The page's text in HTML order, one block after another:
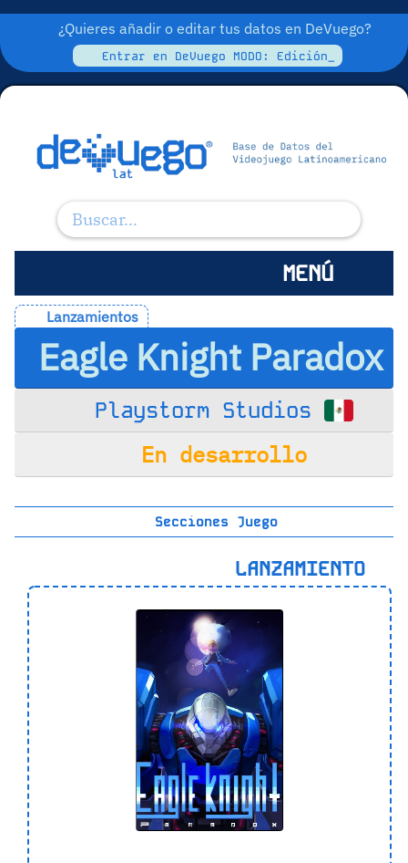
¿Quieres añadir o editar tus datos en DeVuego?
Entrar en DeVuego MODO: Edición_
MENÚ
Lanzamientos
Eagle Knight Paradox
Playstorm Studios
En desarrollo
Secciones Juego
LANZAMIENTO